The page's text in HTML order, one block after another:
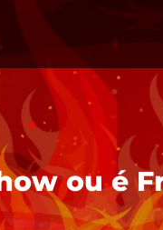
ou é